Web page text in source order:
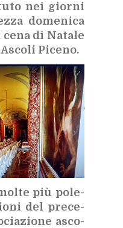
nei gior­ni
do­me­ni­ca
di Na­ta­le
Pi­ce­no.
più po­le­
del pre­ce­
asco­